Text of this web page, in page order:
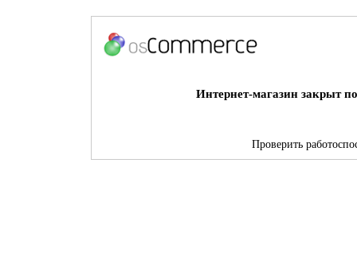
Интернет-магазин закрыт
Проверить